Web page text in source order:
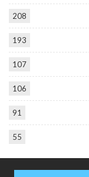
208
193
107
106
91
55